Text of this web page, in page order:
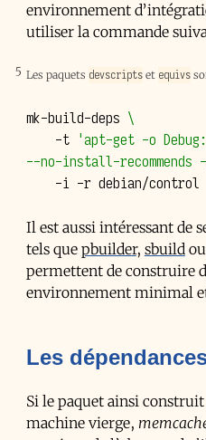
environnement
utiliser la commande
5 Les paquets devscriptset equivs
mk-build-deps \
-t 'apt-get -o
--no-install-recommends
-i -r
Il est aussi intéressant de
tels que pbuilder, sbuildou
permettent de construire
environnement minimal
Les
Si le paquet ainsi
machine vierge,